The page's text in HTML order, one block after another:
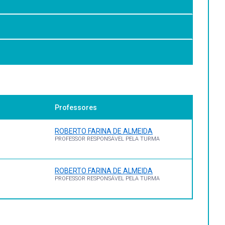
e compostos químicos biologicamente
Lisboa -Porto 2008
Artmed 2 ed. 2007.
Professores
ROBERTO FARINA DE ALMEIDA
PROFESSOR RESPONSÁVEL PELA TURMA
ROBERTO FARINA DE ALMEIDA
PROFESSOR RESPONSÁVEL PELA TURMA